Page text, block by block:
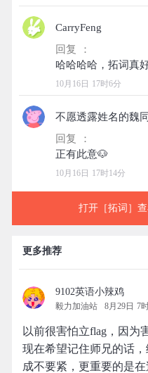
CarryFeng
回复 ：
10月16日 17时6分
不愿透露姓名的魏
回复 ：
10月16日 17时14分
打开［拓词］
更多推荐
9102英语小辣鸡
毅力加油站 8月29日 7
以前很害怕立flag，因为
现在希望记住师兄的话
成不要紧，更重要的是在